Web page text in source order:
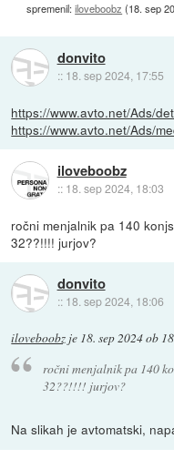
spremenil:iloveboobz (18. sep
donvito
:: 18. sep 2024, 17:55
https://www.avto.net/Ads/
https://www.avto.net/Ads/
iloveboobz
:: 18. sep 2024, 18:03
ročni menjalnik pa 140
32??!!!! jurjov?
donvito
:: 18. sep 2024, 18:06
iloveboobz je 18. sep 2024 ob
ročni menjalnik pa 140
32??!!!! jurjov?
Na slikah je avtomatski,